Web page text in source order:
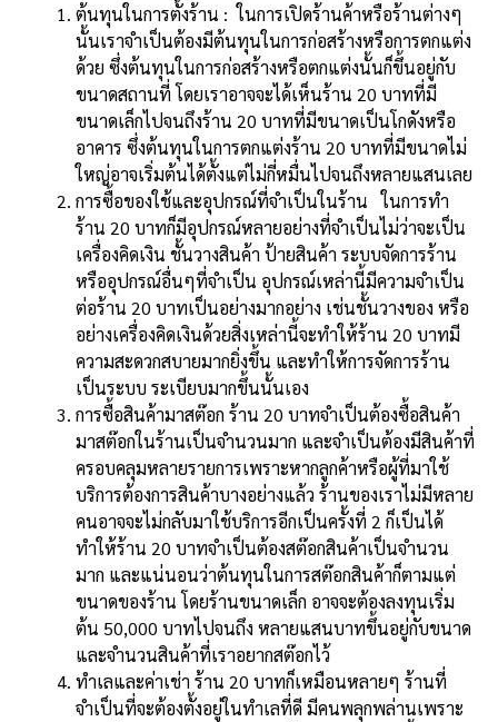
ต้นทุนในการตั้งร้าน : ในการเปิดร้านค้าหรือร้านต่างๆ
นั้นเราจำเป็นต้องมีต้นทุนในการก่อสร้างหรือการตกแต่ง
ด้วย ซึ่งต้นทุนในการก่อสร้างหรือตกแต่งนั้นก็ขึ้นอยู่กับ
ขนาดสถานที่ โดยเราอาจจะได้เห็นร้าน 20 บาทที่มี
ขนาดเล็กไปจนถึงร้าน 20 บาทที่มีขนาดเป็นโกดังหรือ
อาคาร ซึ่งต้นทุนในการตกแต่งร้าน 20 บาทที่มีขนาดไม่
ใหญ่อาจเริ่มต้นได้ตั้งแต่ไม่กี่หมื่นไปจนถึงหลายแสนเลย
การซื้อของใช้และอุปกรณ์ที่จำเป็นในร้าน ในการทำ
ร้าน 20 บาทก็มีอุปกรณ์หลายอย่างที่จำเป็นไม่ว่าจะเป็น
เครื่องคิดเงิน ชั้นวางสินค้า ป้ายสินค้า ระบบจัดการร้าน
หรืออุปกรณ์อื่นๆที่จำเป็น อุปกรณ์เหล่านี้มีความจำเป็น
ต่อร้าน 20 บาทเป็นอย่างมากอย่าง เช่นชั้นวางของ หรือ
อย่างเครื่องคิดเงินด้วยสิ่งเหล่านี้จะทำให้ร้าน 20 บาทมี
ความสะดวกสบายมากยิ่งขึ้น และทำให้การจัดการร้าน
เป็นระบบ ระเบียบมากขึ้นนั้นเอง
การซื้อสินค้ามาสต๊อก ร้าน 20 บาทจำเป็นต้องซื้อสินค้า
มาสต๊อกในร้านเป็นจำนวนมาก และจำเป็นต้องมีสินค้าที่
ครอบคลุมหลายรายการเพราะหากลูกค้าหรือผู้ที่มาใช้
บริการต้องการสินค้าบางอย่างแล้ว ร้านของเราไม่มีหลาย
คนอาจจะไม่กลับมาใช้บริการอีกเป็นครั้งที่ 2 ก็เป็นได้
ทำให้ร้าน 20 บาทจำเป็นต้องสต๊อกสินค้าเป็นจำนวน
มาก และแน่นอนว่าต้นทุนในการสต๊อกสินค้าก็ตามแต่
ขนาดของร้าน โดยร้านขนาดเล็ก อาจจะต้องลงทุนเริ่ม
ต้น 50,000 บาทไปจนถึง หลายแสนบาทขึ้นอยู่กับขนาด
และจำนวนสินค้าที่เราอยากสต๊อกไว้
ทำเลและค่าเช่า ร้าน 20 บาทก็เหมือนหลายๆ ร้านที่
จำเป็นที่จะต้องตั้งอยู่ในทำเลที่ดี มีคนพลุกพล่านเพราะ